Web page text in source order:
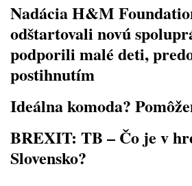
Nadácia H&M
odštartovali novú
podporili malé deti,
postihnutím
Ideálna komoda?
BREXIT: TB – Čo je v
Slovensko?